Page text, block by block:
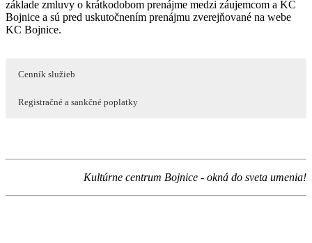
základe zmluvy o krátkodobom prenájme medzi záujemcom a KC
Bojnice a sú pred uskutočnením prenájmu zverejňované na webe
KC Bojnice.
Cenník služieb
Registračné a sankčné poplatky
Kultúrne centrum Bojnice - okná do sveta umenia!